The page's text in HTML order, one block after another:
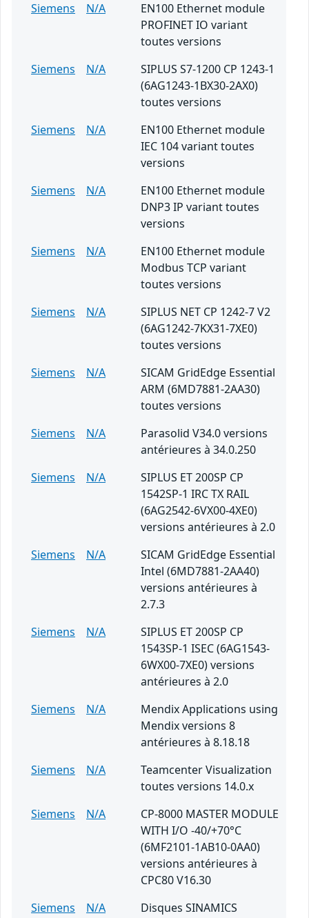
Siemens N/A
EN100 Ethernet module
PROFINET IO variant
toutes versions
Siemens
N/A
SIPLUS S7-1200 CP 1243-1
(6AG1243-1BX30-2AX0)
toutes versions
Siemens
N/A
EN100 Ethernet module
IEC 104 variant toutes
versions
Siemens
N/A
EN100 Ethernet module
DNP3 IP variant toutes
versions
Siemens
N/A
EN100 Ethernet module
Modbus TCP variant
toutes versions
Siemens
N/A
SIPLUS NET CP 1242-7 V2
(6AG1242-7KX31-7XE0)
toutes versions
Siemens
N/A
SICAM GridEdge Essential
ARM (6MD7881-2AA30)
toutes versions
Siemens
N/A
Parasolid V34.0 versions
antérieures à 34.0.250
Siemens
N/A
SIPLUS ET 200SP CP
1542SP-1 IRC TX RAIL
(6AG2542-6VX00-4XE0)
versions antérieures à 2.0
Siemens
N/A
SICAM GridEdge Essential
Intel (6MD7881-2AA40)
versions antérieures à
2.7.3
Siemens
N/A
SIPLUS ET 200SP CP
1543SP-1 ISEC (6AG1543-
6WX00-7XE0) versions
antérieures à 2.0
Siemens
N/A
Mendix Applications using
Mendix versions 8
antérieures à 8.18.18
Siemens
N/A
Teamcenter Visualization
toutes versions 14.0.x
Siemens
N/A
CP-8000 MASTER MODULE
WITH I/O -40/+70°C
(6MF2101-1AB10-0AA0)
versions antérieures à
CPC80 V16.30
Siemens
N/A
Disques SINAMICS